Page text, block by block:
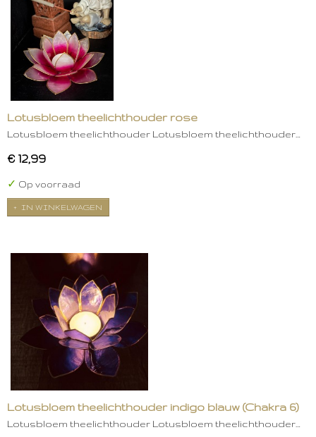
Lotusbloem theelichthouder rose
Lotusbloem theelichthouder Lotusbloem theelichthouder…
€ 12,99
✓ Op voorraad
IN WINKELWAGEN
Lotusbloem theelichthouder indigo blauw (Chakra 6)
Lotusbloem theelichthouder Lotusbloem theelichthouder…